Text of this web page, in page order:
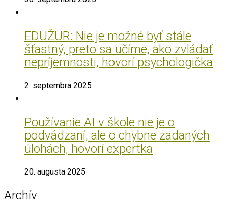
EDUŽUR: Nie je možné byť stále
šťastný, preto sa učíme, ako zvládať
nepríjemnosti, hovorí psychologička
2. septembra 2025
Používanie AI v škole nie je o
podvádzaní, ale o chybne zadaných
úlohách, hovorí expertka
20. augusta 2025
Archív